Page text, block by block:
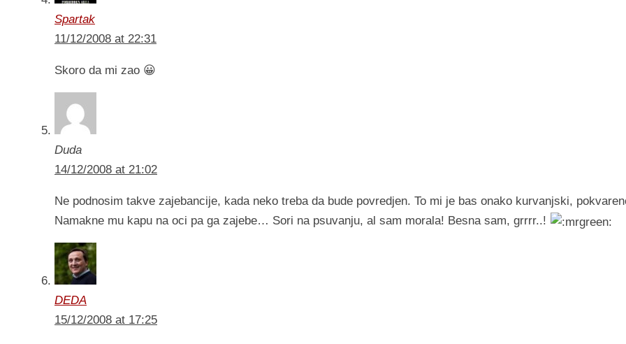
Spartak
11/12/2008 at 22:31
Skoro da mi zao 😀
Duda
14/12/2008 at 21:02
Ne podnosim takve zajebancije, kada neko treba da bude povredjen. To mi je bas onako kurvanjski,
Namakne mu kapu na oci pa ga zajebe… Sori na psuvanju, al sam morala! Besna sam, grrrr..!
DEDA
15/12/2008 at 17:25